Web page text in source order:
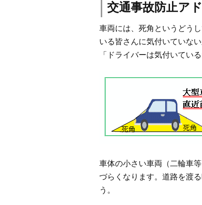
交通事故防止ア
車両には、死角というどう
いる皆さんに気付いていない
「ドライバーは気付いてい
車体の小さい車両（二輪車
づらくなります。道路を渡
う。